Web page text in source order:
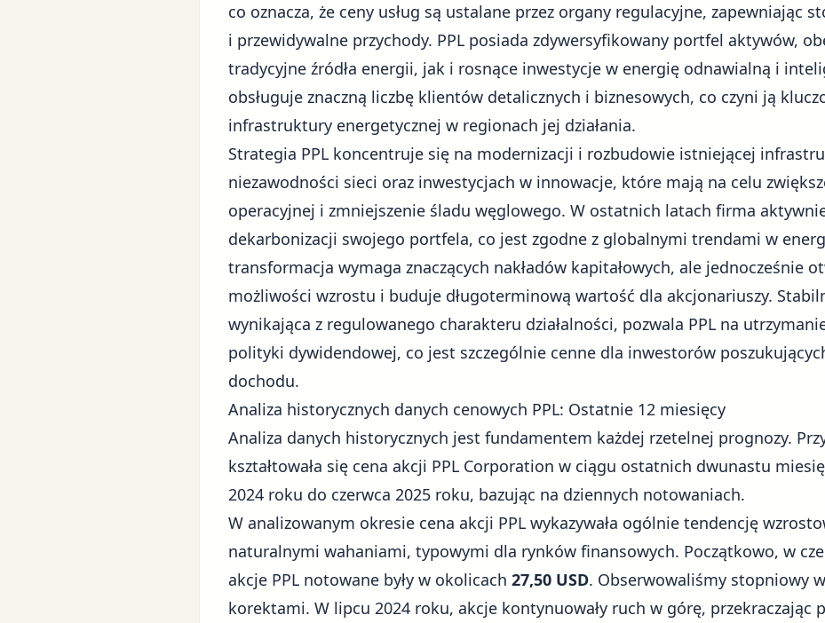
co oznacza, że ceny usług są ustalane przez organy regulacyjne, zapewniając
i przewidywalne przychody. PPL posiada zdywersyfikowany portfel aktywów,
tradycyjne źródła energii, jak i rosnące inwestycje w energię odnawialną i
obsługuje znaczną liczbę klientów detalicznych i biznesowych, co czyni ją
infrastruktury energetycznej w regionach jej działania.
Strategia PPL koncentruje się na modernizacji i rozbudowie istniejącej
niezawodności sieci oraz inwestycjach w innowacje, które mają na celu
operacyjnej i zmniejszenie śladu węglowego. W ostatnich latach firma
dekarbonizacji swojego portfela, co jest zgodne z globalnymi trendami w
transformacja wymaga znaczących nakładów kapitałowych, ale jednocześnie
możliwości wzrostu i buduje długoterminową wartość dla akcjonariuszy.
wynikająca z regulowanego charakteru działalności, pozwala PPL na
polityki dywidendowej, co jest szczególnie cenne dla inwestorów
dochodu.
Analiza historycznych danych cenowych PPL: Ostatnie 12 miesięcy
Analiza danych historycznych jest fundamentem każdej rzetelnej prognozy.
kształtowała się cena akcji PPL Corporation w ciągu ostatnich dwunastu
2024 roku do czerwca 2025 roku, bazując na dziennych notowaniach.
W analizowanym okresie cena akcji PPL wykazywała ogólnie tendencję
naturalnymi wahaniami, typowymi dla rynków finansowych. Początkowo, w
akcje PPL notowane były w okolicach 27,50 USD. Obserwowaliśmy stopniowy
korektami. W lipcu 2024 roku, akcje kontynuowały ruch w górę, przekraczając